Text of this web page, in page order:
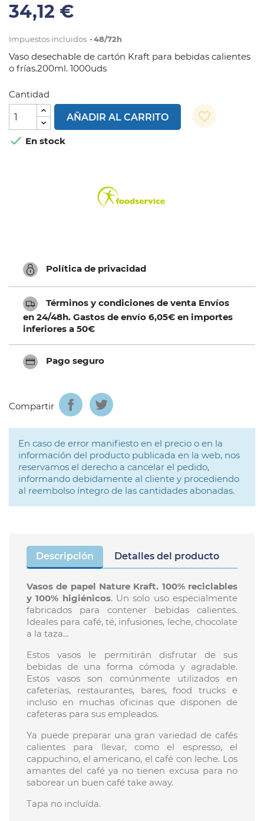
34,12 €
Impuestos incluidos 48/72h
Vaso desechable de cartón Kraft para bebidas calientes
o frías.200ml. 1000uds
Cantidad
AÑADIR AL CARRITO
favorite_border
 En stock
Política de privacidad
Términos y condiciones de venta Envíos
en 24/48h. Gastos de envío 6,05€ en importes
inferiores a 50€
Pago seguro
Compartir
En caso de error manifiesto en el precio o en la
información del producto publicada en la web, nos
reservamos el derecho a cancelar el pedido,
informando debidamente al cliente y procediendo
al reembolso íntegro de las cantidades abonadas.
Descripción Detalles del producto
Vasos de papel Nature Kraft. 100% reciclables
y 100% higiénicos. Un solo uso especialmente
fabricados para contener bebidas calientes.
Ideales para café, té, infusiones, leche, chocolate
a la taza…
Estos vasos le permitirán disfrutar de sus
bebidas de una forma cómoda y agradable.
Estos vasos son comúnmente utilizados en
cafeterías, restaurantes, bares, food trucks e
incluso en muchas oficinas que disponen de
cafeteras para sus empleados.
Ya puede preparar una gran variedad de cafés
calientes para llevar, como el espresso, el
cappuchino, el americano, el café con leche. Los
amantes del café ya no tienen excusa para no
saborear un buen café take away.
Tapa no incluída.